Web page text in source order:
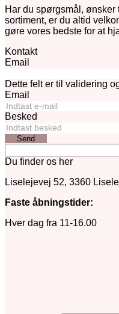
Har du spørgsmål,
sortiment, er du altid
gøre vores bedste for at
Kontakt
Email
Dette felt er til validering
Email
Besked
Send
Du finder os her
Liselejevej 52, 3360
Faste åbningstider:
Hver dag fra 11-16.00